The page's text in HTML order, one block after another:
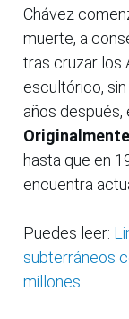
Chávez
muerte, a
tras cruzar los
escultórico,
años después,
hasta que en
encuentra
Puedes leer:
subterráneos
millones